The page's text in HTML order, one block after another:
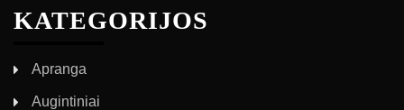
KATEGORIJOS
Apranga
Augintiniai